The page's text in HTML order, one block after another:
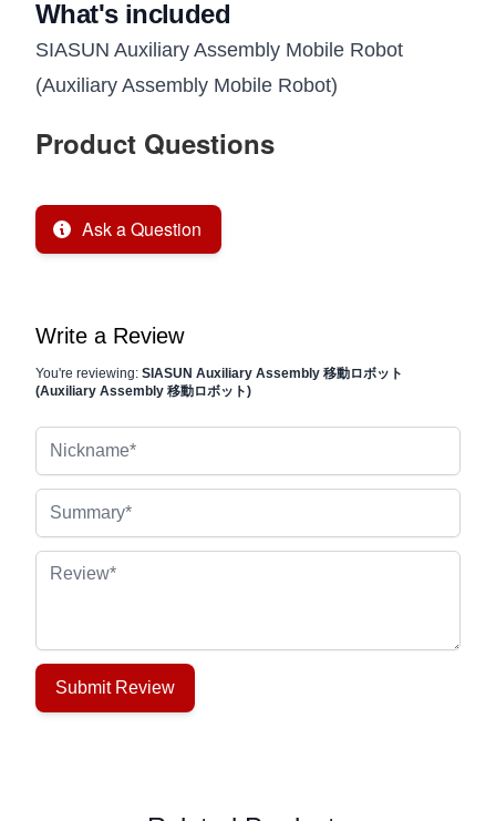
What's included
SIASUN Auxiliary Assembly Mobile Robot
(Auxiliary Assembly Mobile Robot)
Product Questions
Ask a Question
Write a Review
You're reviewing: SIASUN Auxiliary Assembly 移動ロボット
(Auxiliary Assembly 移動ロボット)
Review
Submit Review